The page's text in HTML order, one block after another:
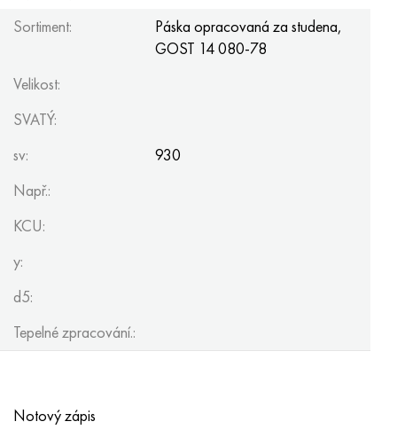
Sortiment:
Páska opracovaná za studena,
GOST 14080-78
Velikost:
SVATÝ:
sv:
930
Např.:
KCU:
y:
d5:
Tepelné zpracování.:
Notový zápis
Udimet 500
Udimet 720
A40G, 44smn28, 1.0762, 46s20